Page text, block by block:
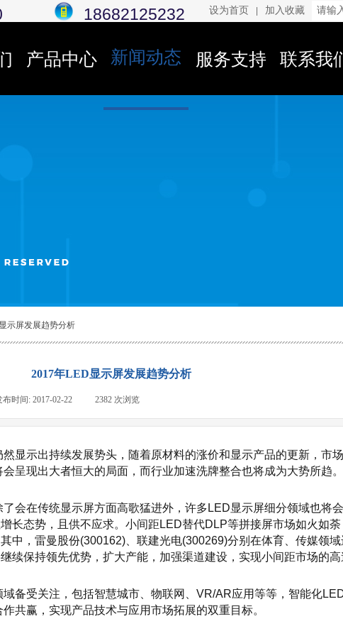
设为首页 加入收藏
18682125232
产品中心 新闻动态 服务支持 联系我
示屏发展趋势分析
2017年LED显示屏发展趋势分析
布时间: 2017-02-22 2382 次浏览
然显示出持续发展势头，随着原材料的涨价和显示产品的更新，市
呈现出大者恒大的局面，而行业加速洗牌整合也将成为大势所趋。
了会在传统显示屏方面高歌猛进外，许多 LED显示屏细分领域也将
长态势，且供不应求。小间距 LED替代DLP等拼接屏市场如火如
中，雷曼股份(300162) 、联建光电(300269)分别在体育、传媒领
续保持领先优势，扩大产能，加强渠道建设，实现小间距市场的高
备受关注，包括智慧城市、物联网、 VR/AR应用等等，智能化
共赢，实现产品技术与应用市场拓展的双重目标。